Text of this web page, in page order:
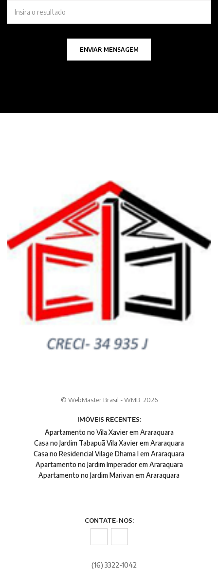
ENVIAR MENSAGEM
© WebMaster Brasil - WMB. 2026
IMÓVEIS RECENTES:
Apartamento no Vila Xavier em Araraquara
Casa no Jardim Tabapuã Vila Xavier em Araraquara
Casa no Residencial Vilage Dhama I em Araraquara
Apartamento no Jardim Imperador em Araraquara
Apartamento no Jardim Marivan em Araraquara
CONTATE-NOS:
(16) 3322-1042